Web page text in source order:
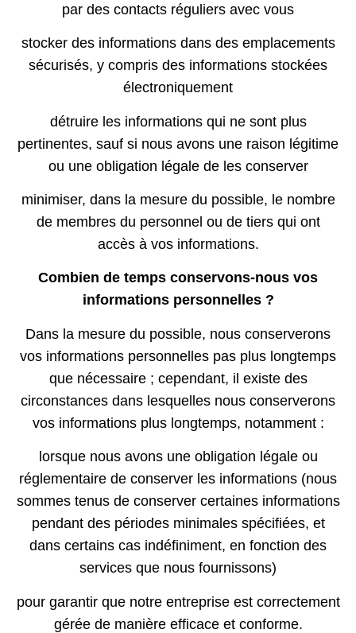
par des contacts réguliers avec vous
stocker des informations dans des emplacements
sécurisés, y compris des informations stockées
électroniquement
détruire les informations qui ne sont plus
pertinentes, sauf si nous avons une raison légitime
ou une obligation légale de les conserver
minimiser, dans la mesure du possible, le nombre
de membres du personnel ou de tiers qui ont
accès à vos informations.
Combien de temps conservons-nous vos
informations personnelles ?
Dans la mesure du possible, nous conserverons
vos informations personnelles pas plus longtemps
que nécessaire ; cependant, il existe des
circonstances dans lesquelles nous conserverons
vos informations plus longtemps, notamment :
lorsque nous avons une obligation légale ou
réglementaire de conserver les informations (nous
sommes tenus de conserver certaines informations
pendant des périodes minimales spécifiées, et
dans certains cas indéfiniment, en fonction des
services que nous fournissons)
pour garantir que notre entreprise est correctement
gérée de manière efficace et conforme.